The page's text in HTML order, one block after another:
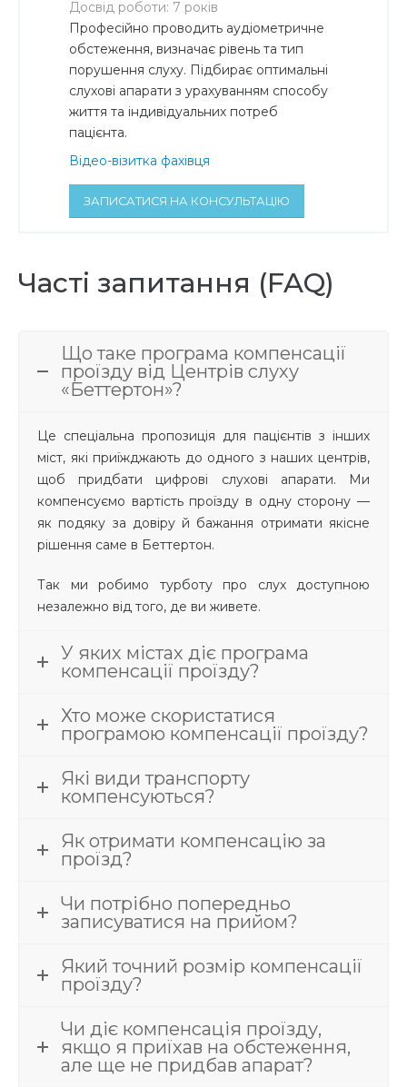
Досвід роботи: 7 років
Професійно проводить аудіометричне
обстеження, визначає рівень та тип
порушення слуху. Підбирає оптимальні
слухові апарати з урахуванням способу
життя та індивідуальних потреб
пацієнта.
Відео-візитка фахівця
ЗАПИСАТИСЯ НА КОНСУЛЬТАЦІЮ
Часті запитання (FAQ)
Що таке програма компенсації
проїзду від Центрів слуху
«Беттертон»?
Це спеціальна пропозиція для пацієнтів з інших
міст, які приїжджають до одного з наших центрів,
щоб придбати цифрові слухові апарати. Ми
компенсуємо вартість проїзду в одну сторону —
як подяку за довіру й бажання отримати якісне
рішення саме в Беттертон.
Так ми робимо турботу про слух доступною
незалежно від того, де ви живете.
У яких містах діє програма
компенсації проїзду?
Хто може скористатися
програмою компенсації проїзду?
Які види транспорту
компенсуються?
Як отримати компенсацію за
проїзд?
Чи потрібно попередньо
записуватися на прийом?
Який точний розмір компенсації
проїзду?
Чи діє компенсація проїзду,
якщо я приїхав на обстеження,
але ще не придбав апарат?